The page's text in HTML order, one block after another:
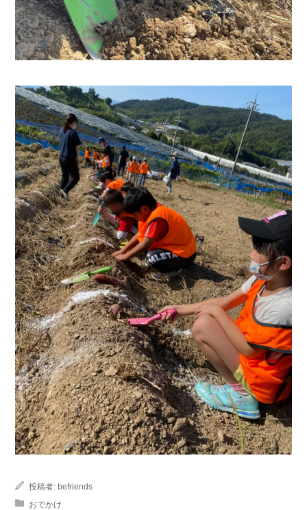
投稿者: befriends
おでかけ